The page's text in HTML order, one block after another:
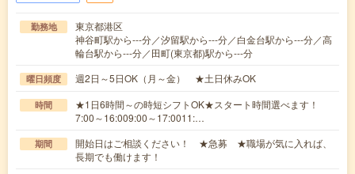
勤務地
東京都港区
神谷町駅から---分／汐留駅から---分／白金台駅から---分／高
輪台駅から---分／田町(東京都)駅から---分
曜日頻度 週2日～5日OK（月～金） ★土日休みOK
時間
★1日6時間～の時短シフトOK★スタート時間選べます！
7:00～16:009:00～17:0011:…
期間
開始日はご相談ください！ ★急募 ★職場が気に入れば、
長期でも働けます！